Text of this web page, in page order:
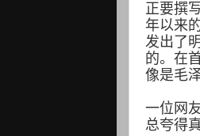
正要撰
年以来
发出了
的。在
像是毛
一位网
总夸得